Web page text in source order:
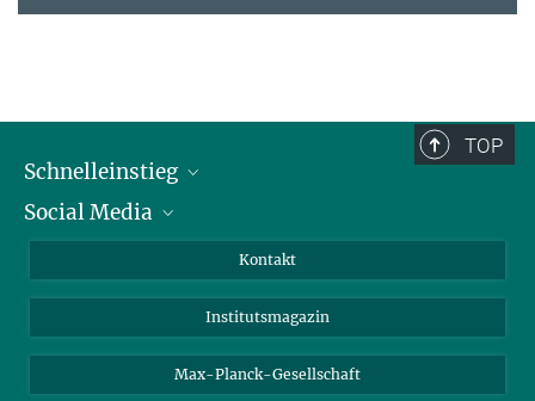
TOP
Schnelleinstieg
Alumni
Social Media
Facebook
Kontakt
Institutsmagazin
Max-Planck-Gesellschaft